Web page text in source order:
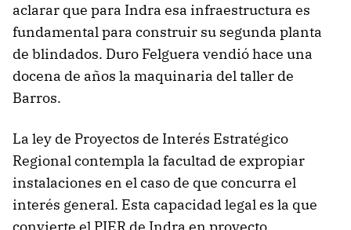
aclarar que para Indra esa infraestructura es
fundamental para construir su segunda planta
de blindados. Duro Felguera vendió hace una
docena de años la maquinaria del taller de
Barros.
La ley de Proyectos de Interés Estratégico
Regional contempla la facultad de expropiar
instalaciones en el caso de que concurra el
interés general. Esta capacidad legal es la que